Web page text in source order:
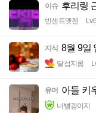
이슈 후리링
빈센트멧젠
지식 8월 9일
달섭지롱
유머 아들 키
너빨갱이지